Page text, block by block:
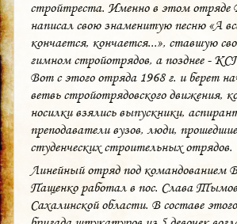
стройтреста. Именно в этом отряде
написал свою знаменитую песню «А
кончается, кончается...», ставшую
гимном стройотрядов, а позднее -
Вот с этого отряда 1968 г. и берет
ветвь стройотрядовского движения,
носилки взялись выпускники,
преподаватели вузов, люди,
студенческих строительных отрядов.
Линейный отряд под командованием
Пащенко работал в пос. Слава
Сахалинской области. В составе